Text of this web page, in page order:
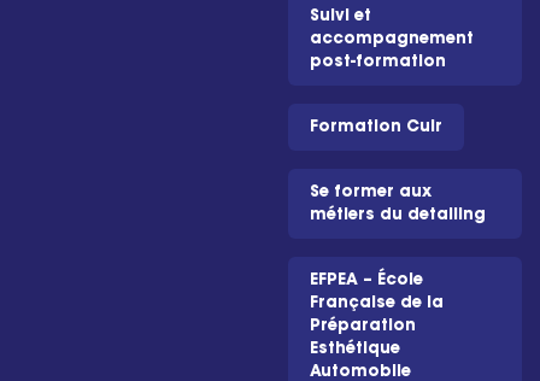
Suivi et
accompagnement
post-formation
Formation Cuir
Se former aux
métiers du detailing
EFPEA – École
Française de la
Préparation
Esthétique
Automobile